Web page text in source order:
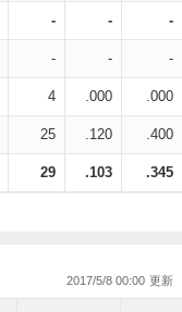
- - -
- - -
4 .000 .000
25 .120 .400
29 .103 .345
2017/5/8 00:00